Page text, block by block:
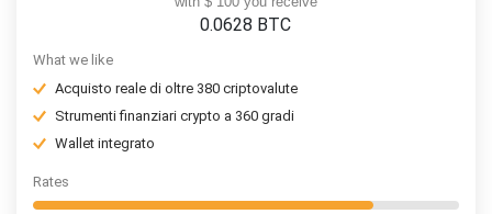
0.0628 BTC
What we like
Acquisto reale di oltre 380 criptovalute
Strumenti finanziari crypto a 360 gradi
Wallet integrato
Rates